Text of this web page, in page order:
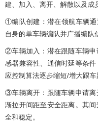
建、加入、离开、解散以及成
①编队创建：潜在领航车辆通
自身的单车辆编队并广播编队
②车辆加入：潜在跟随车辆申
感器兼容性、通信时延等条
应控制算法逐步缩短/增大跟车
③车辆离开：跟随车辆申请离
渐拉开间距至安全距离。其
全和稳定。